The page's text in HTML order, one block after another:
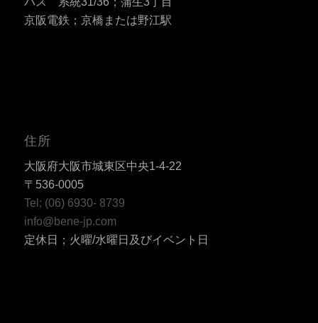
京阪電鉄；京橋または野江駅
住所
大阪府大阪市城東区中央1-4-22
〒536-0005
Tel; (06) 6930- 8739
info@bene-jp.com
定休日；火曜/水曜日及びイベント日